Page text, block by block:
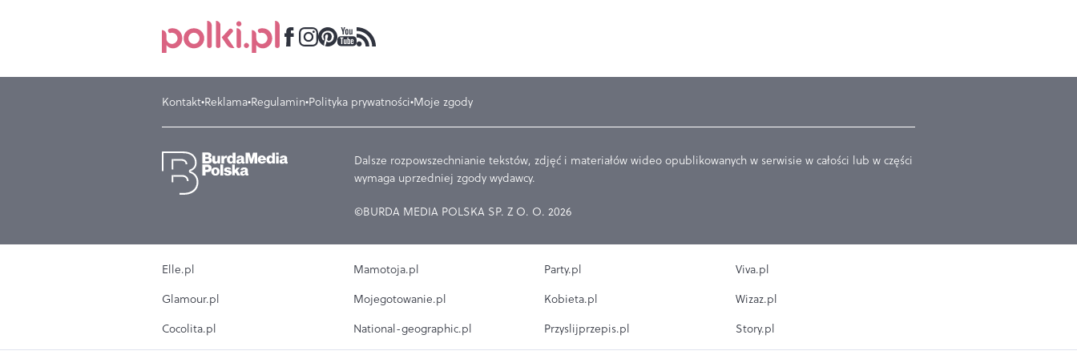
Kontakt Reklama Regulamin Polityka prywatności Moje zgody
Dalsze rozpowszechnianie tekstów, zdjęć i materiałów wideo opublikowanych w serwisie w całości lub w części
wymaga uprzedniej zgody wydawcy.
©BURDA MEDIA POLSKA SP. Z O. O. 2026
Elle.pl
Glamour.pl
Cocolita.pl
Mamotoja.pl
Mojegotowanie.pl
National-geographic.pl
Party.pl
Kobieta.pl
Przyslijprzepis.pl
Viva.pl
Wizaz.pl
Story.pl